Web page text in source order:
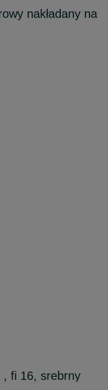
nakładany na
, fi 16, srebrny